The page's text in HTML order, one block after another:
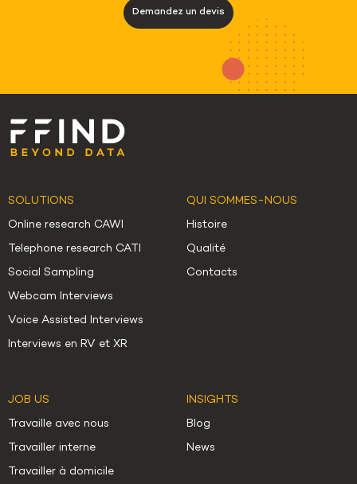
Demandez un devis
SOLUTIONS
Online research CAWI
Telephone research CATI
Social Sampling
Webcam Interviews
Voice Assisted Interviews
Interviews en RV et XR
QUI SOMMES-NOUS
Histoire
Qualité
Contacts
JOB US
Travaille avec nous
Travailler interne
Travailler à domicile
INSIGHTS
Blog
News